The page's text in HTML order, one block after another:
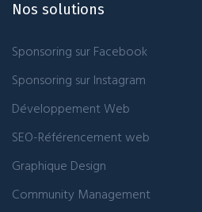
Nos solutions
Sponsoring sur Facebook
Sponsoring sur Instagram
Développement Web
SEO-Référencement web
Graphique Design
Community Management